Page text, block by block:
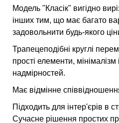
Модель "Класік" вигідно
інших тим, що має багато
задовольнити будь-якого
Трапецеподібні круглі
прості елементи, мінімалізм
надмірностей.
Має відмінне
Підходить для інтер'єрів в
Сучасне рішення простих